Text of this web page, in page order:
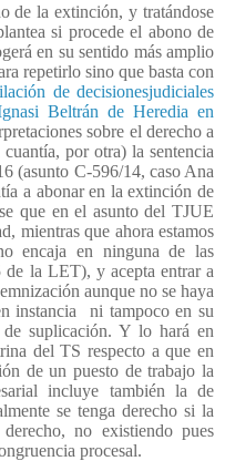
de la extinción, y tratándose
si procede el abono de
en su sentido más amplio
repetirlo sino que basta con
de decisionesjudiciales
Beltrán de Heredia en
sobre el derecho a
por otra) la sentencia
(asunto C-596/14, caso Ana
a abonar en la extinción de
que en el asunto del TJUE
mientras que ahora estamos
encaja en ninguna de las
de la LET), y acepta entrar a
aunque no se haya
instancia
ni tampoco en su
suplicación. Y lo hará en
del TS respecto a que en
de un puesto de trabajo la
incluye también la de
se tenga derecho si la
no existiendo pues
procesal.